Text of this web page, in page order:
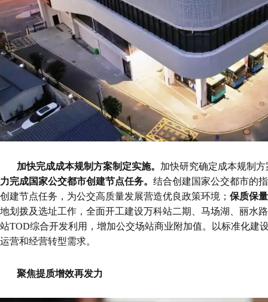
加快完成成本规制方案制定实施。 加快研究确定成本规制
力完成国家公交都市创建节点任务。 结合创建国家公交都市的
创建节点任务，为公交高质量发展营造优良政策环境； 保质保
地划拨及选址工作，全面开工建设万科站二期、马场湖、丽水
站TOD综合开发利用，增加公交场站商业附加值。以标准化建
运营和经营转型需求。
聚焦提质增效再发力